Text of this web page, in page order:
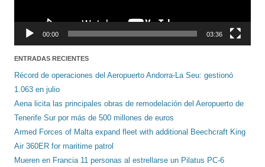
00:00 03:36
ENTRADAS RECIENTES
Récord de operaciones del Aeropuerto Andorra-La Seu: gestionó
1.063 en julio
Aena licita las principales obras de remodelación del Aeropuerto de
Tenerife Sur por más de 500 millones de euros
Armed Forces of Malta expand fleet with additional Beechcraft King
Air 360ER for maritime patrol
Mueren en Francia 11 personas al estrellarse un Pilatus PC-6